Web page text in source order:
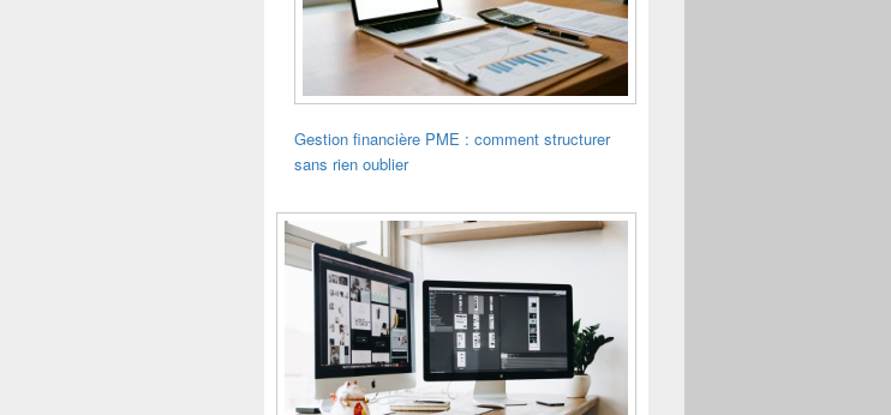
Gestion financière PME : comment structurer
sans rien oublier